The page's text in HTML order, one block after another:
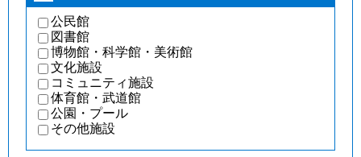
公民館
図書館
博物館・科学館・美術館
文化施設
コミュニティ施設
体育館・武道館
公園・プール
その他施設